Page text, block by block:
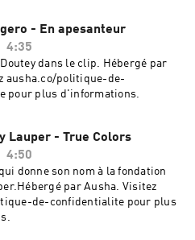
- En apesanteur
4:35
dans le clip. Hébergé par
ausha.co/politique-de-
pour plus d'informations.
Lauper - True Colors
4:50
donne son nom à la fondation
par Ausha. Visitez
de-confidentialite pour plus